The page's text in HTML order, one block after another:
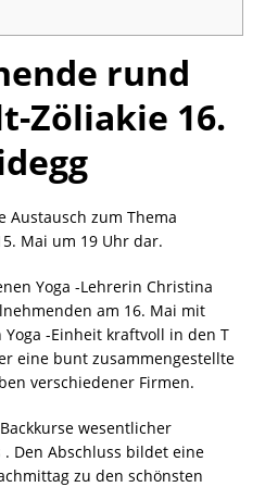
rund
Zöliakie 16.
Austausch zum Thema
Mai um 19 Uhr dar.
Yoga -Lehrerin Christina
am 16. Mai mit
-Einheit kraftvoll in den T
eine bunt zusammengestellte
verschiedener Firmen.
wesentlicher
Den Abschluss bildet eine
zu den schönsten